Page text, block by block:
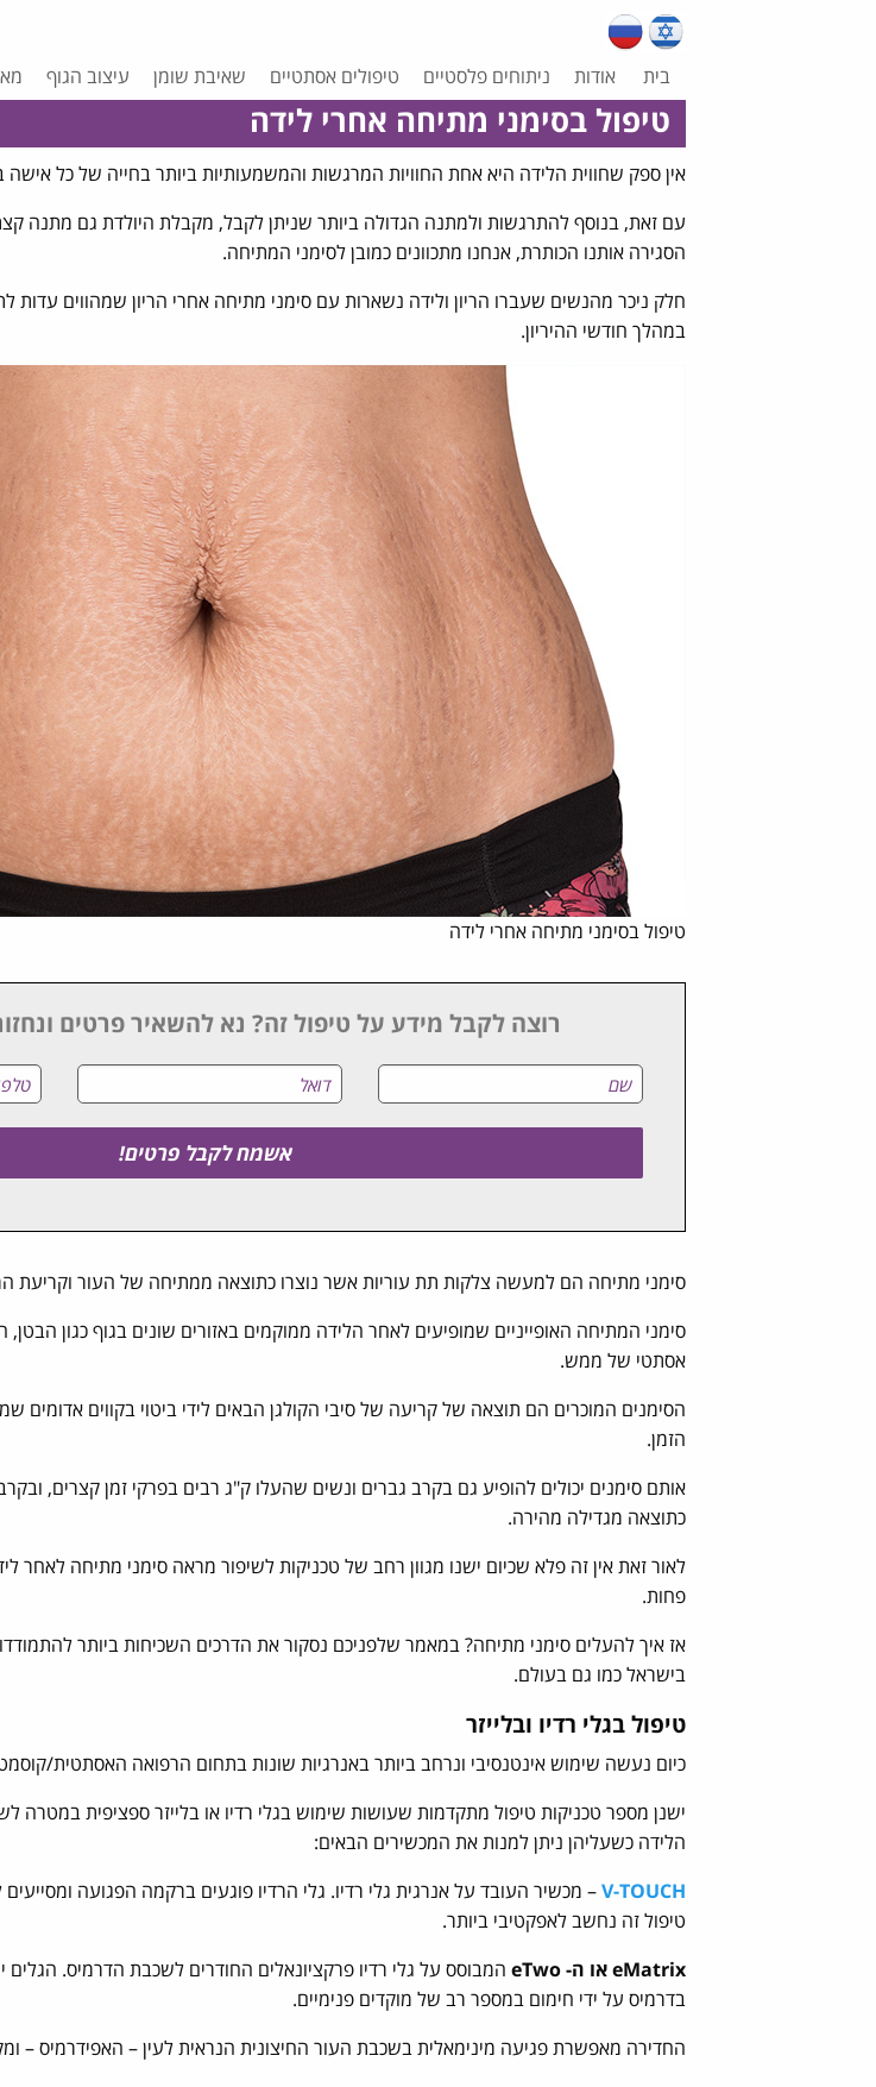
בית אודות ניתוחים פלסטיים טיפולים אסתטיים שאיבת שומן עיצוב הגוף
טיפול בסימני מתיחה אחרי לידה
אין ספק שחווית הלידה היא אחת החוויות המרגשות והמשמעותיות ביותר בחייה של כל
עם זאת, בנוסף להתרגשות ולמתנה הגדולה ביותר שניתן לקבל, מקבלת היולדת גם מתנה
הסגירה אותנו הכותרת, אנחנו מתכוונים כמובן לסימני המתיחה.
חלק ניכר מהנשים שעברו הריון ולידה נשארות עם סימני מתיחה אחרי הריון שמהווים
במהלך חודשי ההיריון.
טיפול בסימני מתיחה אחרי לידה
רוצה לקבל מידע על טיפול זה? נא להשאיר פרטים
סימני מתיחה הם למעשה צלקות תת עוריות אשר נוצרו כתוצאה ממתיחה של העור וקריעת
סימני המתיחה האופייניים שמופיעים לאחר הלידה ממוקמים באזורים שונים בגוף כגון הבטן,
אסתטי של ממש.
הסימנים המוכרים הם תוצאה של קריעה של סיבי הקולגן הבאים לידי ביטוי בקווים
הזמן.
אותם סימנים יכולים להופיע גם בקרב גברים ונשים שהעלו ק"ג רבים בפרקי זמן קצרים,
כתוצאה מגדילה מהירה.
לאור זאת אין זה פלא שכיום ישנו מגוון רחב של טכניקות לשיפור מראה סימני מתיחה לאחר
פחות.
אז איך להעלים סימני מתיחה? במאמר שלפניכם נסקור את הדרכים השכיחות ביותר
בישראל כמו גם בעולם.
טיפול בגלי רדיו ובלייזר
כיום נעשה שימוש אינטנסיבי ונרחב ביותר באנרגיות שונות בתחום הרפואה האסתטית/
ישנן מספר טכניקות טיפול מתקדמות שעושות שימוש בגלי רדיו או בלייזר ספציפית
הלידה כשעליהן ניתן למנות את המכשירים הבאים:
V-TOUCH– מכשיר העובד על אנרגית גלי רדיו. גלי הרדיו פוגעים ברקמה הפגועה
טיפול זה נחשב לאפקטיבי ביותר.
eMatrix או ה- eTwo
המבוסס על גלי רדיו פרקציונאלים החודרים לשכבת הדרמיס.
בדרמיס על ידי חימום במספר רב של מוקדים פנימיים.
החדירה מאפשרת פגיעה מינימאלית בשכבת העור החיצונית הנראית לעין – האפידרמיס –